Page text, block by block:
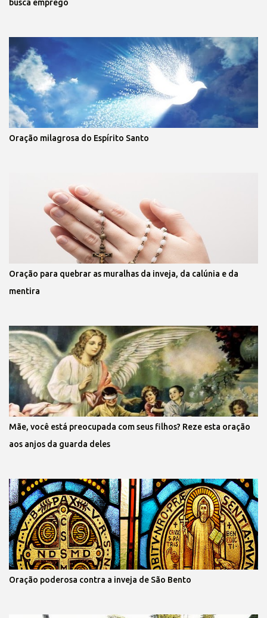
busca emprego
Oração milagrosa do Espírito Santo
Oração para quebrar as muralhas da inveja, da calúnia e da
mentira
Mãe, você está preocupada com seus filhos? Reze esta oração
aos anjos da guarda deles
Oração poderosa contra a inveja de São Bento